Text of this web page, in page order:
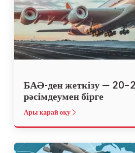
БАӘ-ден жеткізу —
рәсімдеумен бірге
Ары қарай оқу